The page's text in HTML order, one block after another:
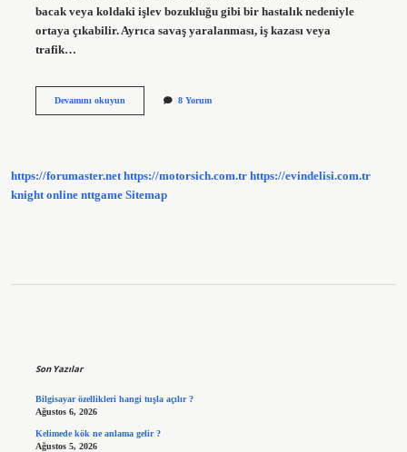
bacak veya koldaki işlev bozukluğu gibi bir hastalık nedeniyle
ortaya çıkabilir. Ayrıca savaş yaralanması, iş kazası veya
trafik…
Devamını okuyunAmpute
8 Yorum
https://forumaster.net https://motorsich.com.tr https://evindelisi.com.tr
knight online nttgame Sitemap
Son Yazılar
Bilgisayar özellikleri hangi tuşla açılır ?
Ağustos 6, 2026
Kelimede kök ne anlama gelir ?
Ağustos 5, 2026